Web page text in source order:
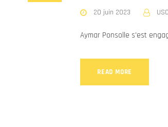
20 juin 2023
Aymar Ponsolle s'est
READ MORE